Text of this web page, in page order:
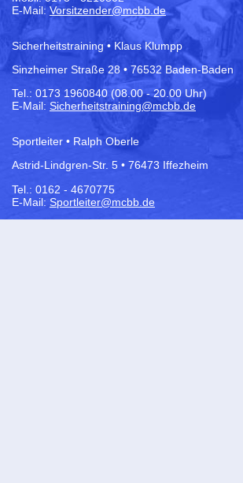
E-Mail: Vorsitzender@mcbb.de
Sicherheitstraining • Klaus Klumpp
Sinzheimer Straße 28 • 76532 Baden-Baden
Tel.: 0173 1960840 (08.00 - 20.00 Uhr)
E-Mail: Sicherheitstraining@mcbb.de
Sportleiter • Ralph Oberle
Astrid-Lindgren-Str. 5 • 76473 Iffezheim
Tel.: 0162 - 4670775
E-Mail: Sportleiter@mcbb.de